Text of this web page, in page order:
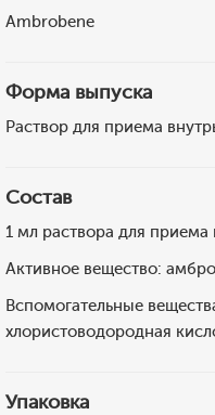
Ambrobene
Форма выпуска
Раствор для приема
Состав
1 мл раствора для приема
Активное вещество:
Вспомогательные
хлористоводородная
Упаковка